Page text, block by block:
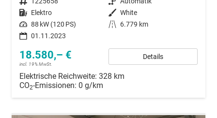
Kraftstoff Elektro Außenfarbe White
Leistung 88 kW (120 PS) Kilometerstand
6.779 km
01.11.2023
18.580,– €
incl. 19% MwSt.
Details
Elektrische Reichweite: 328 km
CO2-Emissionen: 0 g/km